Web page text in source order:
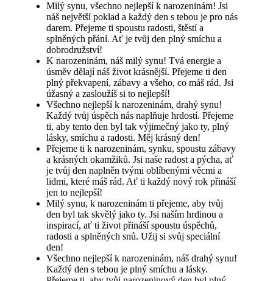
Milý synu, všechno nejlepší k narozeninám! Jsi
náš největší poklad a každý den s tebou je pro nás
darem. Přejeme ti spoustu radosti, štěstí a
splněných přání. Ať je tvůj den plný smíchu a
dobrodružství!
K narozeninám, náš milý synu! Tvá energie a
úsměv dělají náš život krásnější. Přejeme ti den
plný překvapení, zábavy a všeho, co máš rád. Jsi
úžasný a zasloužíš si to nejlepší!
Všechno nejlepší k narozeninám, drahý synu!
Každý tvůj úspěch nás naplňuje hrdostí. Přejeme
ti, aby tento den byl tak výjimečný jako ty, plný
lásky, smíchu a radosti. Měj krásný den!
Přejeme ti k narozeninám, synku, spoustu zábavy
a krásných okamžiků. Jsi naše radost a pýcha, ať
je tvůj den naplněn tvými oblíbenými věcmi a
lidmi, které máš rád. Ať ti každý nový rok přináší
jen to nejlepší!
Milý synu, k narozeninám ti přejeme, aby tvůj
den byl tak skvělý jako ty. Jsi naším hrdinou a
inspirací, ať ti život přináší spoustu úspěchů,
radosti a splněných snů. Užij si svůj speciální
den!
Všechno nejlepší k narozeninám, náš drahý synu!
Každý den s tebou je plný smíchu a lásky.